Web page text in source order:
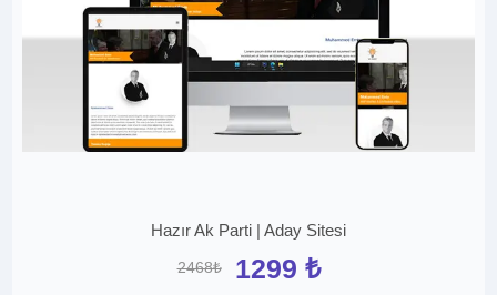
Hazır Ak Parti | Aday Sitesi
2468₺ 1299 ₺